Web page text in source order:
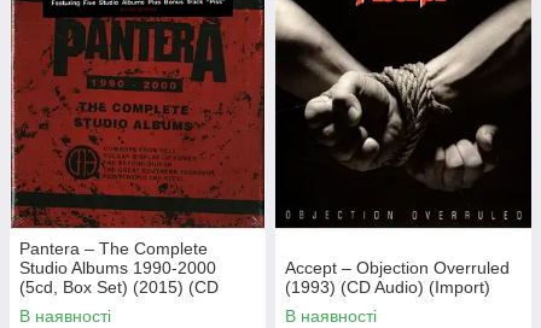
Pantera – The Complete
Studio Albums 1990-2000
(5cd, Box Set) (2015) (CD
Audio) (Import)
В наявності
Accept – Objection Overruled
(1993) (CD Audio) (Import)
В наявності